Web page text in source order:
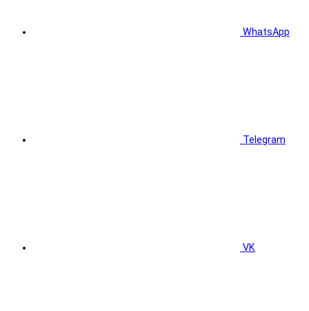
WhatsApp
Telegram
VK